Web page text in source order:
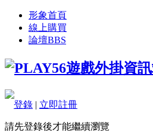
形象首頁
線上購買
論壇BBS
登錄 | 立即註冊
請先登錄後才能繼續瀏覽